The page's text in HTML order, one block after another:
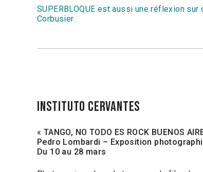
SUPERBLOQUE est aussi une réflexion
Corbusier.
INSTITUTO CERVANTES
« TANGO, NO TODO ES ROCK BUENOS
Pedro Lombardi – Exposition
Du 10 au 28 mars